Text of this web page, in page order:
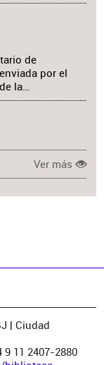
de
por el
la…
Ver más
| Ciudad
9 11 2407-2880